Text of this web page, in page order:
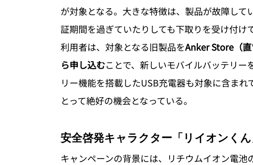
が対象となる。大きな特徴は、製品が故障し
証期間を過ぎていたりしても下取りを受け付け
利用者は、対象となる旧製品をAnker Store（
ら申し込むことで、新しいモバイルバッテリ
リー機能を搭載したUSB充電器も対象に含ま
とって絶好の機会となっている。
安全啓発キャラクター「リイオンく
キャンペーンの背景には、リチウムイオン電池